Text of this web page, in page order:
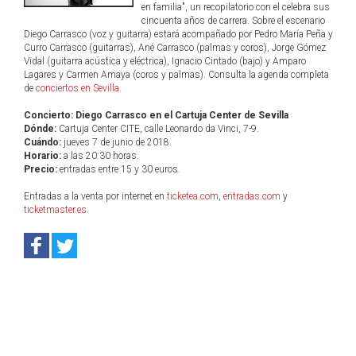
en familia", un recopilatorio con el celebra sus
cincuenta años de carrera. Sobre el escenario
Diego Carrasco (voz y guitarra) estará acompañado por Pedro María Peña y
Curro Carrasco (guitarras), Ané Carrasco (palmas y coros), Jorge Gómez
Vidal (guitarra acústica y eléctrica), Ignacio Cintado (bajo) y Amparo
Lagares y Carmen Amaya (coros y palmas). Consulta la agenda completa
de conciertos en Sevilla.
Concierto: Diego Carrasco en el Cartuja Center de Sevilla
Dónde: Cartuja Center CITE, calle Leonardo da Vinci, 7-9.
Cuándo: jueves 7 de junio de 2018.
Horario: a las 20:30 horas.
Precio: entradas entre 15 y 30 euros.
Entradas a la venta por internet en ticketea.com, entradas.com y
ticketmaster.es.